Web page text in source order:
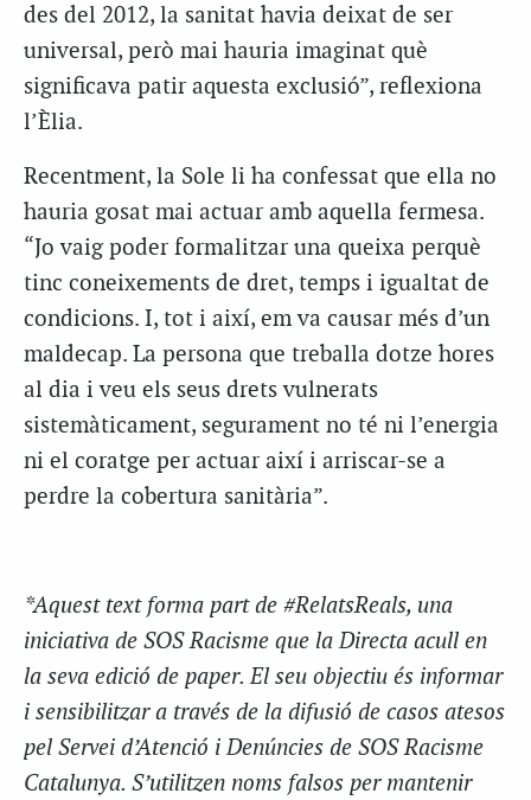
des del 2012, la sanitat havia deixat de ser
universal, però mai hauria imaginat què
significava patir aquesta exclusió”, reflexiona
l’Èlia.
Recentment, la Sole li ha confessat que ella no
hauria gosat mai actuar amb aquella fermesa.
“Jo vaig poder formalitzar una queixa perquè
tinc coneixements de dret, temps i igualtat de
condicions. I, tot i així, em va causar més d’un
maldecap. La persona que treballa dotze hores
al dia i veu els seus drets vulnerats
sistemàticament, segurament no té ni l’energia
ni el coratge per actuar així i arriscar-se a
perdre la cobertura sanitària”.
*Aquest text forma part de #RelatsReals, una
iniciativa de SOS Racisme que la Directa acull en
la seva edició de paper. El seu objectiu és informar
i sensibilitzar a través de la difusió de casos atesos
pel Servei d’Atenció i Denúncies de SOS Racisme
Catalunya. S’utilitzen noms falsos per mantenir